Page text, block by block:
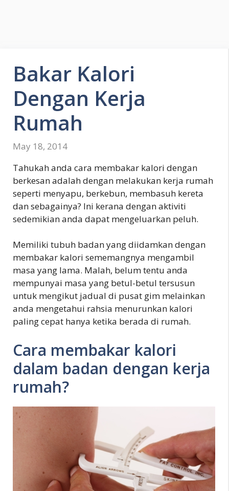
Bakar Kalori
Dengan Kerja
Rumah
May 18, 2014
Tahukah anda cara membakar kalori dengan
berkesan adalah dengan melakukan kerja rumah
seperti menyapu, berkebun, membasuh kereta
dan sebagainya? Ini kerana dengan aktiviti
sedemikian anda dapat mengeluarkan peluh.
Memiliki tubuh badan yang diidamkan dengan
membakar kalori sememangnya mengambil
masa yang lama. Malah, belum tentu anda
mempunyai masa yang betul-betul tersusun
untuk mengikut jadual di pusat gim melainkan
anda mengetahui rahsia menurunkan kalori
paling cepat hanya ketika berada di rumah.
Cara membakar kalori
dalam badan dengan kerja
rumah?